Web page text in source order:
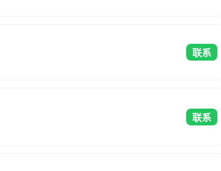
联系
联系